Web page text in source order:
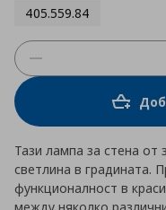
405.559.84
Тази лампа за стена от
светлина в градината.
функционалност в